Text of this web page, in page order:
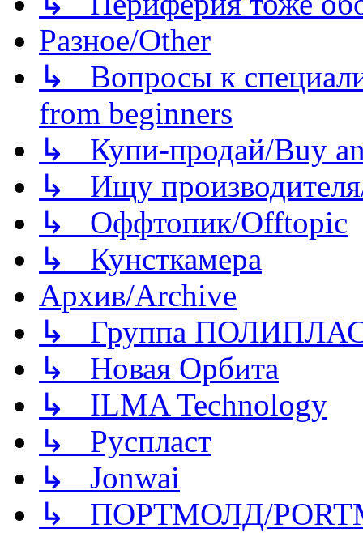
Разное/Other
↳ Вопросы к
from beginners
↳ Купи-продай/Buy
↳ Ищу
↳ Оффтопик/Offtopic
↳ Кунсткамера
Архив/Archive
↳ Группа
↳ Новая Орбита
↳ ILMA Technology
↳ Руспласт
↳ Jonwai
↳ ПОРТМОЛД/